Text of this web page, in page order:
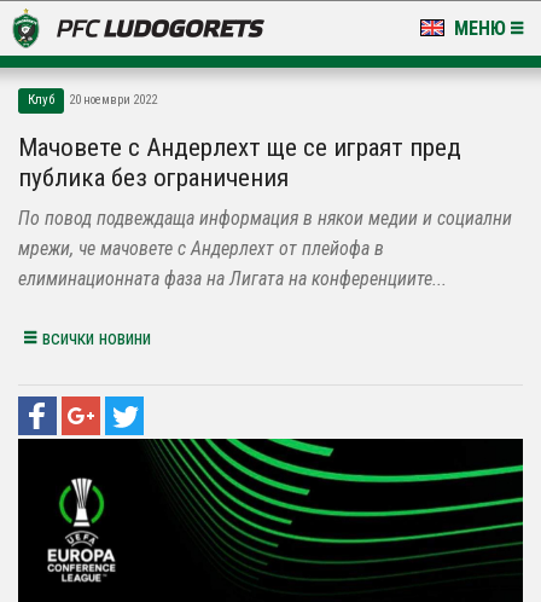
МЕНЮ
LUDOGORETS TV
НА ТЕРЕНА
СТАДИОН & БАЗИ
Клуб 20 ноември 2022
Мачовете с Андерлехт ще се играят пред
публика без ограничения
По повод подвеждаща информация в някои медии и социални
мрежи, че мачовете с Андерлехт от плейофа в
елиминационната фаза на Лигата на конференциите...
всички новини